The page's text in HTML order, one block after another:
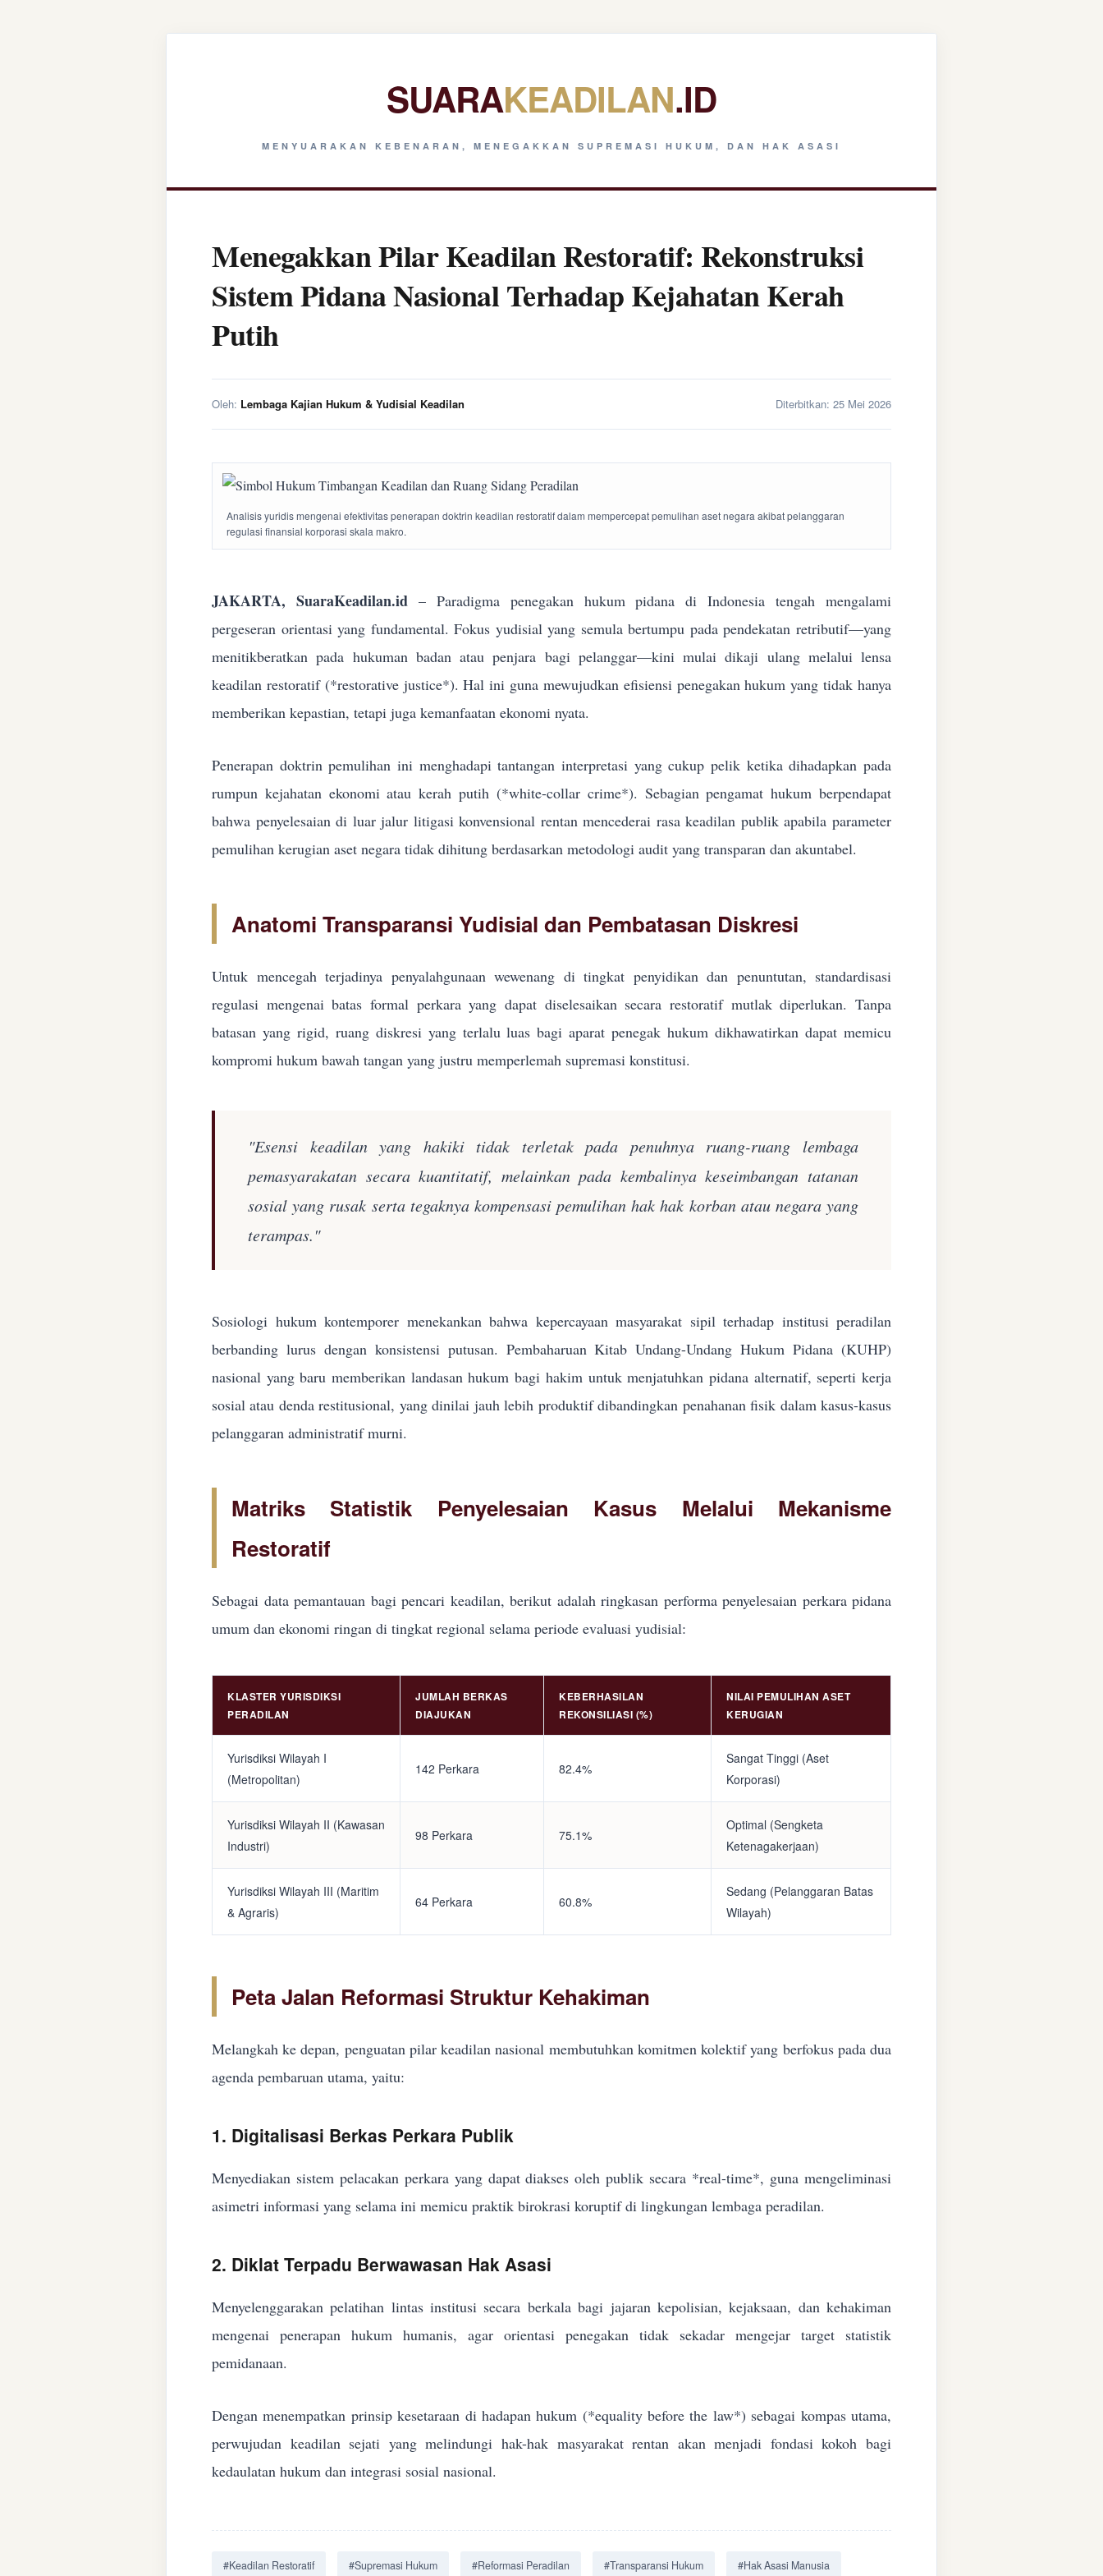
SUARAKEADILAN.ID
MENYUARAKAN KEBENARAN, MENEGAKKAN SUPREMASI HUKUM, DAN HAK ASASI
Menegakkan Pilar Keadilan Restoratif: Rekonstruksi
Sistem Pidana Nasional Terhadap Kejahatan Kerah
Putih
Oleh: Lembaga Kajian Hukum & Yudisial Keadilan Diterbitkan: 25 Mei 2026
Analisis yuridis mengenai efektivitas penerapan doktrin keadilan restoratif dalam mempercepat pemulihan aset negara akibat pelanggaran
regulasi finansial korporasi skala makro.
JAKARTA, SuaraKeadilan.id– Paradigma penegakan hukum pidana di Indonesia tengah mengalami
pergeseran orientasi yang fundamental. Fokus yudisial yang semula bertumpu pada pendekatan retributif—yang
menitikberatkan pada hukuman badan atau penjara bagi pelanggar—kini mulai dikaji ulang melalui lensa
keadilan restoratif (*restorative justice*). Hal ini guna mewujudkan efisiensi penegakan hukum yang tidak hanya
memberikan kepastian, tetapi juga kemanfaatan ekonomi nyata.
Penerapan doktrin pemulihan ini menghadapi tantangan interpretasi yang cukup pelik ketika dihadapkan pada
rumpun kejahatan ekonomi atau kerah putih (*white-collar crime*). Sebagian pengamat hukum berpendapat
bahwa penyelesaian di luar jalur litigasi konvensional rentan mencederai rasa keadilan publik apabila parameter
pemulihan kerugian aset negara tidak dihitung berdasarkan metodologi audit yang transparan dan akuntabel.
Anatomi Transparansi Yudisial dan Pembatasan Diskresi
Untuk mencegah terjadinya penyalahgunaan wewenang di tingkat penyidikan dan penuntutan, standardisasi
regulasi mengenai batas formal perkara yang dapat diselesaikan secara restoratif mutlak diperlukan. Tanpa
batasan yang rigid, ruang diskresi yang terlalu luas bagi aparat penegak hukum dikhawatirkan dapat memicu
kompromi hukum bawah tangan yang justru memperlemah supremasi konstitusi.
"Esensi keadilan yang hakiki tidak terletak pada penuhnya ruang-ruang lembaga
pemasyarakatan secara kuantitatif, melainkan pada kembalinya keseimbangan tatanan
sosial yang rusak serta tegaknya kompensasi pemulihan hak hak korban atau negara yang
terampas."
Sosiologi hukum kontemporer menekankan bahwa kepercayaan masyarakat sipil terhadap institusi peradilan
berbanding lurus dengan konsistensi putusan. Pembaharuan Kitab Undang-Undang Hukum Pidana (KUHP)
nasional yang baru memberikan landasan hukum bagi hakim untuk menjatuhkan pidana alternatif, seperti kerja
sosial atau denda restitusional, yang dinilai jauh lebih produktif dibandingkan penahanan fisik dalam kasus-kasus
pelanggaran administratif murni.
Matriks Statistik Penyelesaian Kasus Melalui Mekanisme
Restoratif
Sebagai data pemantauan bagi pencari keadilan, berikut adalah ringkasan performa penyelesaian perkara pidana
umum dan ekonomi ringan di tingkat regional selama periode evaluasi yudisial:
KLASTER YURISDIKSI
PERADILAN
JUMLAH BERKAS
DIAJUKAN
KEBERHASILAN
REKONSILIASI (%)
NILAI PEMULIHAN ASET
KERUGIAN
Yurisdiksi Wilayah I
(Metropolitan)
142 Perkara 82.4%
Sangat Tinggi (Aset
Korporasi)
Yurisdiksi Wilayah II (Kawasan
Industri)
98 Perkara 75.1%
Optimal (Sengketa
Ketenagakerjaan)
Yurisdiksi Wilayah III (Maritim
& Agraris)
64 Perkara 60.8%
Sedang (Pelanggaran Batas
Wilayah)
Peta Jalan Reformasi Struktur Kehakiman
Melangkah ke depan, penguatan pilar keadilan nasional membutuhkan komitmen kolektif yang berfokus pada dua
agenda pembaruan utama, yaitu:
1. Digitalisasi Berkas Perkara Publik
Menyediakan sistem pelacakan perkara yang dapat diakses oleh publik secara *real-time*, guna mengeliminasi
asimetri informasi yang selama ini memicu praktik birokrasi koruptif di lingkungan lembaga peradilan.
2. Diklat Terpadu Berwawasan Hak Asasi
Menyelenggarakan pelatihan lintas institusi secara berkala bagi jajaran kepolisian, kejaksaan, dan kehakiman
mengenai penerapan hukum humanis, agar orientasi penegakan tidak sekadar mengejar target statistik
pemidanaan.
Dengan menempatkan prinsip kesetaraan di hadapan hukum (*equality before the law*) sebagai kompas utama,
perwujudan keadilan sejati yang melindungi hak-hak masyarakat rentan akan menjadi fondasi kokoh bagi
kedaulatan hukum dan integrasi sosial nasional.
#Keadilan Restoratif #Supremasi Hukum #Reformasi Peradilan #Transparansi Hukum #Hak Asasi Manusia